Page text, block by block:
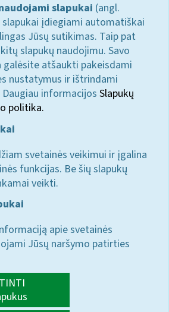
slapukai (angl.
įdiegiami automatiškai
Jūsų sutikimas. Taip pat
slapukų naudojimu. Savo
atšaukti pakeisdami
nustatymus ir ištrindami
informacijos Slapukų
politika.
svetainės veikimui ir įgalina
funkcijas. Be šių slapukų
veikti.
apie svetainės
Jūsų naršymo patirties